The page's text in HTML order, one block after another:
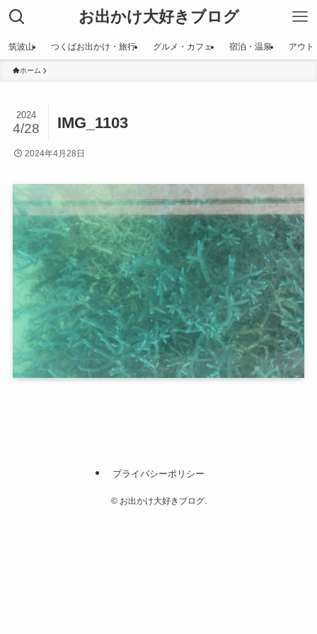
お出かけ大好きブログ
筑波山 つくばお出かけ・旅行 グルメ・カフェ 宿泊・温泉 アウト
ホーム
IMG_1103
2024
4/28
2024年4月28日
プライバシーポリシー
©お出かけ大好きブログ.